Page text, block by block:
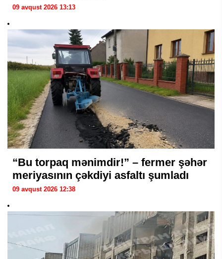
09 avqust 2026 13:13
“Bu torpaq mənimdir!” – fermer şəhər
meriyasının çəkdiyi asfaltı şumladı
09 avqust 2026 12:38